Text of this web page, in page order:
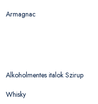
Armagnac
Alkoholmentes italok Szirup
Whisky